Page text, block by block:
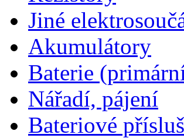
Jiné
Akumulátory
Baterie
Nářadí, pájení
Bateriové